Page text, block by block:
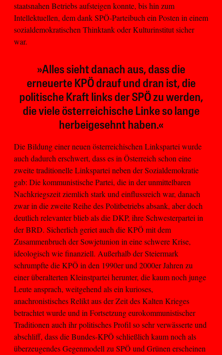
staatsnahen Betriebs aufsteigen konnte, bis hin zum
Intellektuellen, dem dank SPÖ-Parteibuch ein Posten in einem
sozialdemokratischen Thinktank oder Kulturinstitut sicher
war.
»Alles sieht danach aus, dass die
erneuerte KPÖ drauf und dran ist, die
politische Kraft links der SPÖ zu werden,
die viele österreichische Linke so lange
herbeigesehnt haben.«
Die Bildung einer neuen österreichischen Linkspartei wurde
auch dadurch erschwert, dass es in Österreich schon eine
zweite traditionelle Linkspartei neben der Sozialdemokratie
gab: Die kommunistische Partei, die in der unmittelbaren
Nachkriegszeit ziemlich stark und einflussreich war, danach
zwar in die zweite Reihe des Politbetriebs absank, aber doch
deutlich relevanter blieb als die DKP, ihre Schwesterpartei in
der BRD. Sicherlich geriet auch die KPÖ mit dem
Zusammenbruch der Sowjetunion in eine schwere Krise,
ideologisch wie finanziell. Außerhalb der Steiermark
schrumpfte die KPÖ in den 1990er und 2000er Jahren zu
einer überalterten Kleinstpartei herunter, die kaum noch junge
Leute ansprach, weitgehend als ein kurioses,
anachronistisches Relikt aus der Zeit des Kalten Krieges
betrachtet wurde und in Fortsetzung eurokommunistischer
Traditionen auch ihr politisches Profil so sehr verwässerte und
abschliff, dass die Bundes-KPÖ schließlich kaum noch als
überzeugendes Gegenmodell zu SPÖ und Grünen erscheinen